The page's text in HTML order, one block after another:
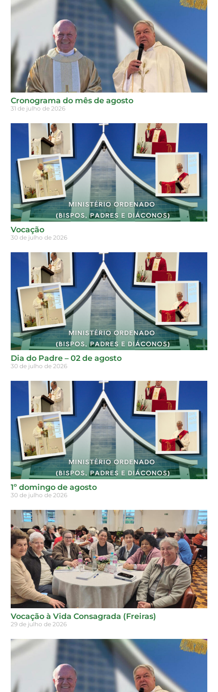
Cronograma do mês de agosto
31 de julho de 2026
Vocação
30 de julho de 2026
Dia do Padre – 02 de agosto
30 de julho de 2026
1º domingo de agosto
30 de julho de 2026
Vocação à Vida Consagrada (Freiras)
29 de julho de 2026